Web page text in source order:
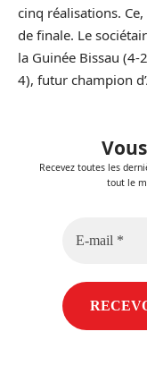
cinq réalisations.
de finale. Le
la Guinée Bissau
4), futur champion
Recevez toutes les
tout le